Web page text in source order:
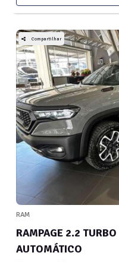
Compartilhar
RAM
RAMPAGE 2.2
AUTOMÁTICO